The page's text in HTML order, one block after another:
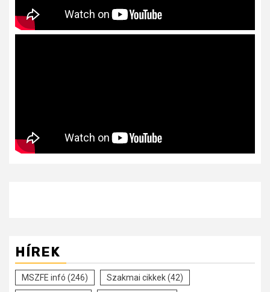
HÍREK
MSZFE infó (246) Szakmai cikkek(42)